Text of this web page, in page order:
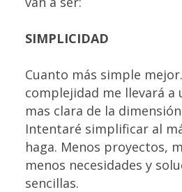
SIMPLICIDAD
Cuanto más simple
complejidad me llevará a
mas clara de la
Intentaré simplificar al
haga. Menos proyectos,
menos necesidades y
sencillas.